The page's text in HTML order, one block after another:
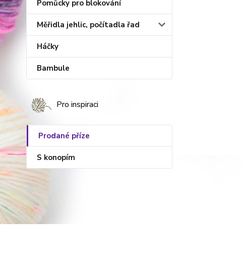
Pomůcky pro blokování
Měřidla jehlic, počítadla řad
Háčky
Bambule
Pro inspiraci
Prodané příze
S konopím